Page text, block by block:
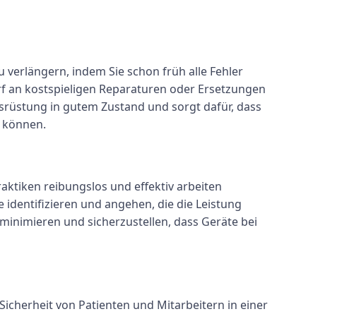
indem Sie schon früh alle Fehler
kostspieligen Reparaturen oder Ersetzungen
in gutem Zustand und sorgt dafür, dass
reibungslos und effektiv arbeiten
und angehen, die die Leistung
und sicherzustellen, dass Geräte bei
von Patienten und Mitarbeitern in einer